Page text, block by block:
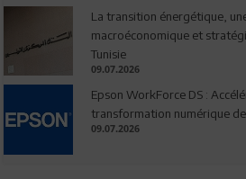
La transition énergétique,
macroéconomique et
Tunisie
09.07.2026
Epson WorkForce DS :
transformation numérique
09.07.2026